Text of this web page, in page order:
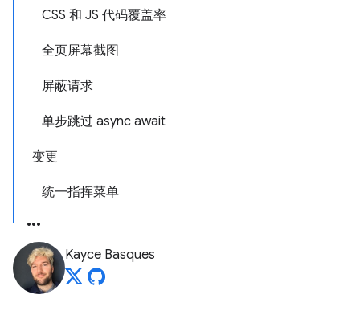
CSS 和 JS 代码覆盖率
全页屏幕截图
屏蔽请求
单步跳过 async await
变更
统一指挥菜单
Kayce Basques